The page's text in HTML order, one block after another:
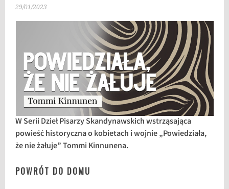
29/01/2023
W Serii Dzieł Pisarzy Skandynawskich wstrząsająca
powieść historyczna o kobietach i wojnie „Powiedziała,
że nie żałuje” Tommi Kinnunena.
POWRÓT DO DOMU